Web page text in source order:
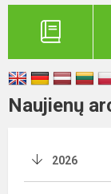
Naujienų
2026